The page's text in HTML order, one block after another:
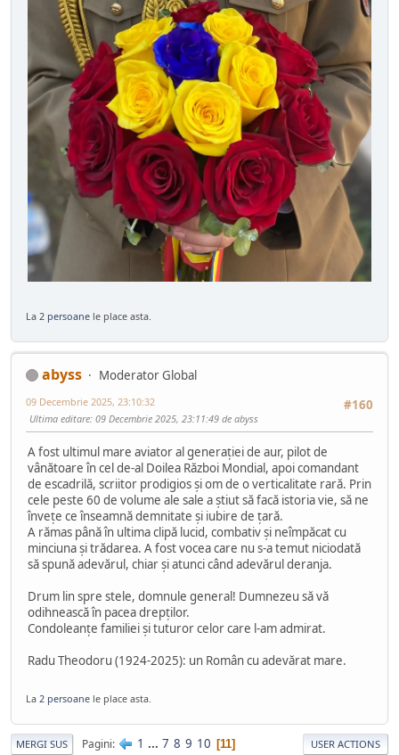
La 2 persoane le place asta.
abyss
Moderator Global
#160
09 Decembrie 2025, 23:10:32
Ultima editare: 09 Decembrie 2025, 23:11:49 de abyss
A fost ultimul mare aviator al generației de aur, pilot de
vânătoare în cel de-al Doilea Război Mondial, apoi comandant
de escadrilă, scriitor prodigios și om de o verticalitate rară. Prin
cele peste 60 de volume ale sale a știut să facă istoria vie, să ne
învețe ce înseamnă demnitate și iubire de țară.
A rămas până în ultima clipă lucid, combativ și neîmpăcat cu
minciuna și trădarea. A fost vocea care nu s-a temut niciodată
să spună adevărul, chiar și atunci când adevărul deranja.
Drum lin spre stele, domnule general! Dumnezeu să vă
odihnească în pacea drepților.
Condoleanțe familiei și tuturor celor care l-am admirat.
Radu Theodoru (1924-2025): un Român cu adevărat mare.
La 2 persoane le place asta.
MERGI SUS Pagini 1 ... 7 8 9 10 11 USER ACTIONS